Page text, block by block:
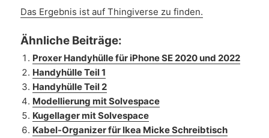
Das Ergebnis ist auf Thingiverse zu finden.
Ähnliche Beiträge:
Proxer Handyhülle für iPhone SE 2020 und 2022
Handyhülle Teil 1
Handyhülle Teil 2
Modellierung mit Solvespace
Kugellager mit Solvespace
Kabel-Organizer für Ikea Micke Schreibtisch